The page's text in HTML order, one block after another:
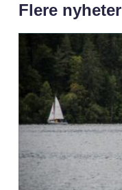
Flere nyheter